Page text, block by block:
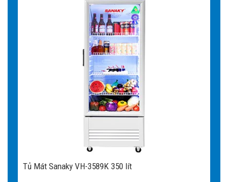
Tủ Mát Sanaky VH-3589K 350 lít